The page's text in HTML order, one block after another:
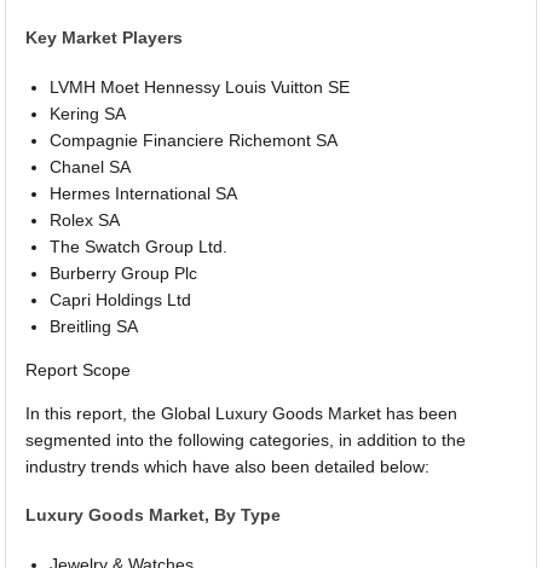
Key Market Players
LVMH Moet Hennessy Louis Vuitton SE
Kering SA
Compagnie Financiere Richemont SA
Chanel SA
Hermes International SA
Rolex SA
The Swatch Group Ltd.
Burberry Group Plc
Capri Holdings Ltd
Breitling SA
Report Scope
In this report, the Global Luxury Goods Market has been
segmented into the following categories, in addition to the
industry trends which have also been detailed below:
Luxury Goods Market, By Type
Jewelry & Watches